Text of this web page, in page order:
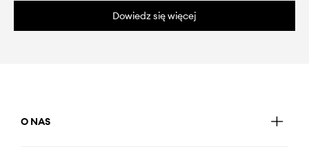
Dowiedz się więcej
O NAS